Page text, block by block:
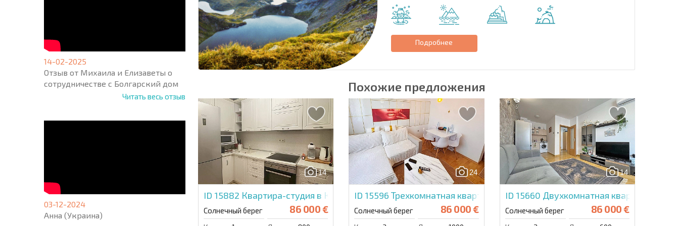
14-02-2025
Отзыв от Михаила и Елизаветы о
сотрудничестве с Болгарский дом
Читать весь отзыв
03-12-2024
Анна (Украина)
Отправить сообщение
Подробнее
Похожие предложения
14
ID 15882 Квартира-студия в Каскадас
Солнечный берег 86 000 €
24
ID 15596Трехкомнатная квартира в Санни Дей 3
Солнечный берег 86 000 €
14
ID 15660 Двухкомнатная квартира в
Солнечный берег 86 000 €